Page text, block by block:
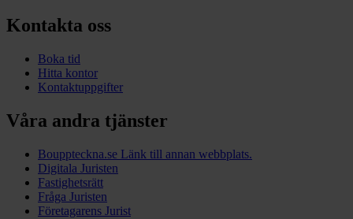
Kontakta oss
Boka tid
Hitta kontor
Kontaktuppgifter
Våra andra tjänster
Bouppteckna.se Länk till annan webbplats.
Digitala Juristen
Fastighetsrätt
Fråga Juristen
Företagarens Jurist